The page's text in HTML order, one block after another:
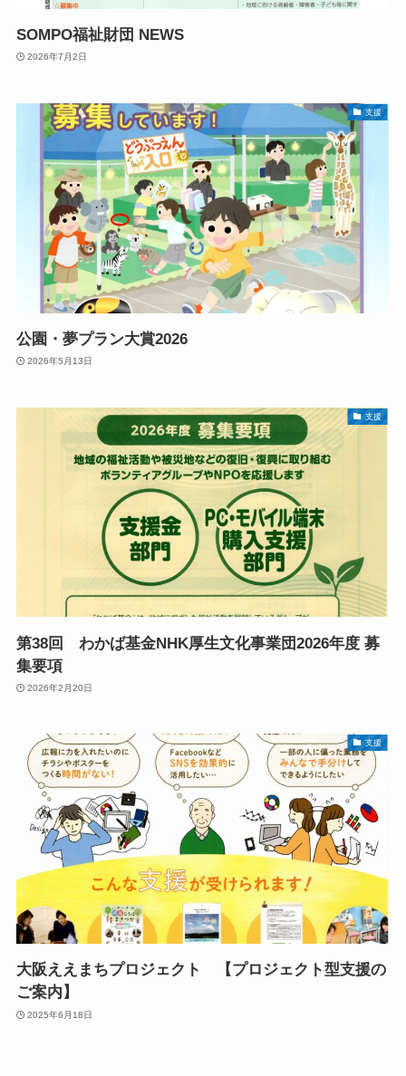
SOMPO福祉財団 NEWS
2026年7月2日
支援
公園・夢プラン大賞2026
2026年5月13日
支援
第38回 わかば基金NHK厚生文化事業団2026年度 募
集要項
2026年2月20日
支援
大阪ええまちプロジェクト 【プロジェクト型支援の
ご案内】
2025年6月18日